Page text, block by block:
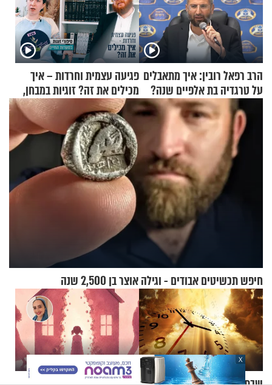
הרב רפאל רובין: איך מתאבלים
על טרגדיה בת אלפיים שנה?
פגיעה עצמית וחרדות – איך
מכילים את זה? זוגיות במבחן,
הפעם עם יהודית ואלתר כהן
חיפש תכשיטים אבודים - וגילה אוצר בן 2,500 שנה
X